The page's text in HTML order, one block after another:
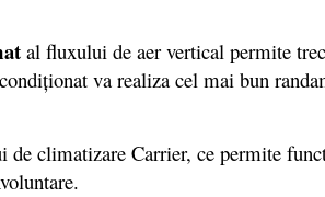
al fluxului de aer vertical permite
va realiza cel mai bun
climatizare Carrier, ce permite